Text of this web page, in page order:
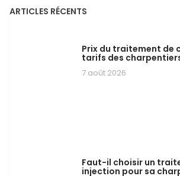
ARTICLES RÉCENTS
Prix du traitement de
tarifs des
7 août 2026
Faut-il choisir un
injection pour sa